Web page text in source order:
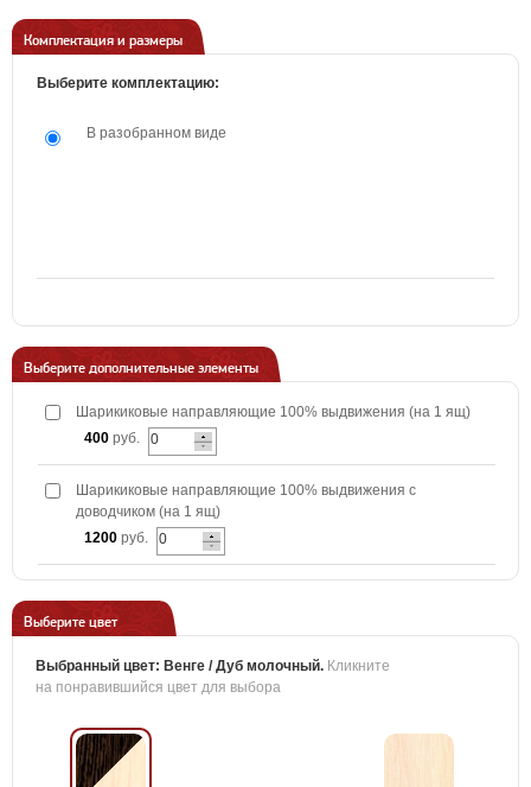
Комплектация и размеры
Выберите комплектацию:
В разобранном виде
Выберите дополнительные элементы
Шарикиковые направляющие 100% выдвижения (на 1 ящ)
400 руб.
Шарикиковые направляющие 100% выдвижения с
доводчиком (на 1 ящ)
1200 руб.
Выберите цвет
Выбранный цвет: Венге / Дуб молочный. Кликните
на понравившийся цвет для выбора